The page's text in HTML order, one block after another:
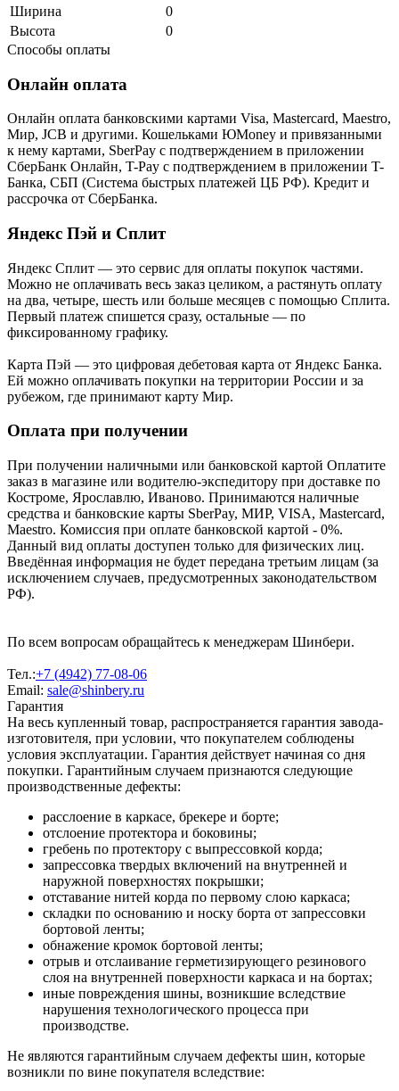
Ширина
0
Высота
0
Способы оплаты
Онлайн оплата
Онлайн оплата банковскими картами Visa, Mastercard, Maestro,
Мир, JCB и другими. Кошельками ЮMoney и привязанными
к нему картами, SberPay с подтверждением в приложении
СберБанк Онлайн, T-Pay с подтверждением в приложении T-
Банка, СБП (Система быстрых платежей ЦБ РФ). Кредит и
рассрочка от СберБанка.
Яндекс Пэй и Сплит
Яндекс Cплит — это сервис для оплаты покупок частями.
Можно не оплачивать весь заказ целиком, а растянуть оплату
на два, четыре, шесть или больше месяцев с помощью Сплита.
Первый платеж спишется сразу, остальные — по
фиксированному графику.
Карта Пэй — это цифровая дебетовая карта от Яндекс Банка.
Ей можно оплачивать покупки на территории России и за
рубежом, где принимают карту Мир.
Оплата при получении
При получении наличными или банковской картой Оплатите
заказ в магазине или водителю-экспедитору при доставке по
Костроме, Ярославлю, Иваново. Принимаются наличные
средства и банковские карты SberPay, МИР, VISA, Mastercard,
Maestro. Комиссия при оплате банковской картой - 0%.
Данный вид оплаты доступен только для физических лиц.
Введённая информация не будет передана третьим лицам (за
исключением случаев, предусмотренных законодательством
РФ).
По всем вопросам обращайтесь к менеджерам Шинбери.
Тел.:+7 (4942) 77-08-06
Email: sale@shinbery.ru
Гарантия
На весь купленный товар, распространяется гарантия завода-
изготовителя, при условии, что покупателем соблюдены
условия эксплуатации. Гарантия действует начиная со дня
покупки. Гарантийным случаем признаются следующие
производственные дефекты:
расслоение в каркасе, брекере и борте;
отслоение протектора и боковины;
гребень по протектору с выпрессовкой корда;
запрессовка твердых включений на внутренней и
наружной поверхностях покрышки;
отставание нитей корда по первому слою каркаса;
складки по основанию и носку борта от запрессовки
бортовой ленты;
обнажение кромок бортовой ленты;
отрыв и отслаивание герметизирующего резинового
слоя на внутренней поверхности каркаса и на бортах;
иные повреждения шины, возникшие вследствие
нарушения технологического процесса при
производстве.
Не являются гарантийным случаем дефекты шин, которые
возникли по вине покупателя вследствие: